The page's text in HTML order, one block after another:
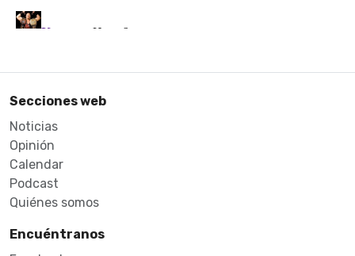
Secciones web
Noticias
Opinión
Calendar
Podcast
Quiénes somos
Encuéntranos